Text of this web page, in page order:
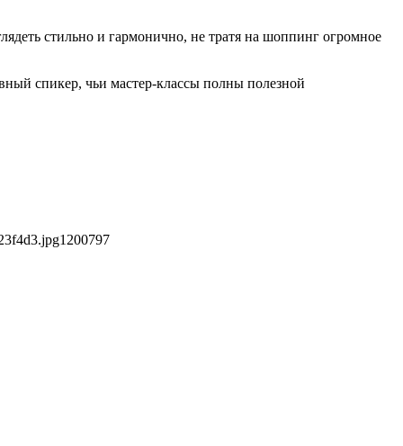
стильно и гармонично, не тратя на шоппинг огромное
спикер, чьи мастер-классы полны полезной
1200797